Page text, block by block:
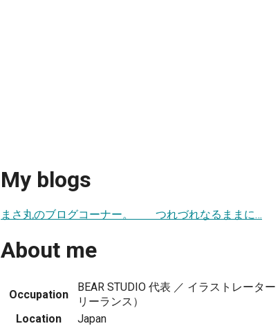
My blogs
まさ丸のブログコーナー。 つれづれなるままに…
About me
Occupation
BEAR STUDIO 代表 ／ イラストレータ
リーランス）
Location
Japan